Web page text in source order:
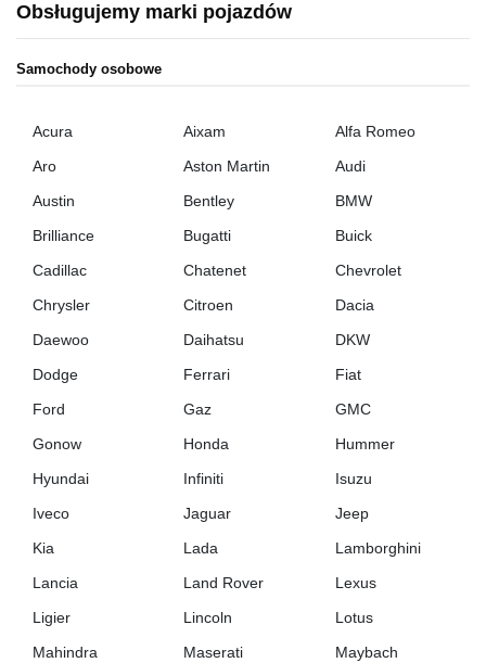
Obsługujemy marki pojazdów
Samochody osobowe
Acura Aixam
Alfa Romeo
Aro
Aston Martin
Audi
Austin
Bentley
BMW
Brilliance
Bugatti
Buick
Cadillac
Chatenet
Chevrolet
Chrysler
Citroen
Dacia
Daewoo
Daihatsu
DKW
Dodge
Ferrari
Fiat
Ford
Gaz
GMC
Gonow
Honda
Hummer
Hyundai
Infiniti
Isuzu
Iveco
Jaguar
Jeep
Kia
Lada
Lamborghini
Lancia
Land Rover
Lexus
Ligier
Lincoln
Lotus
Mahindra
Maserati
Maybach